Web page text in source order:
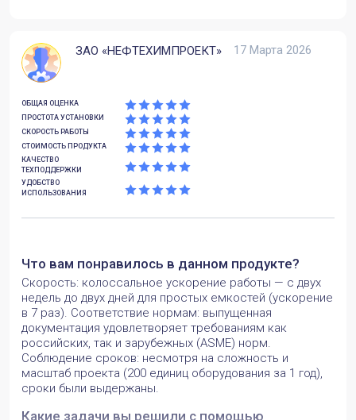
Какие задачи вы решили с помощью
продукта? Какие преимущества заметили?
Проектирование и расчет девяти сосудов под
давлением, изготовленных методом наплавки
(материал N06625) для Карачаганакского
перерабатывающего комплекса (Казахстан).
Обеспечение соответствия проекта одновременно
двум различным нормативным базам: американскому
стандарту ASME VIII Div.1 2017 Edition и российскому
сосудов в соответствии с требованиями заказчика.
ЗАО «НЕФТЕХИМПРОЕКТ» 17 Марта 2026
ОБЩАЯ ОЦЕНКА
ПРОСТОТА УСТАНОВКИ
СКОРОСТЬ РАБОТЫ
СТОИМОСТЬ ПРОДУКТА
КАЧЕСТВО
ТЕХПОДДЕРЖКИ
УДОБСТВО
ИСПОЛЬЗОВАНИЯ
Что вам понравилось в данном продукте?
Скорость: колоссальное ускорение работы — с двух
недель до двух дней для простых емкостей (ускорение
в 7 раз). Соответствие нормам: выпущенная
документация удовлетворяет требованиям как
российских, так и зарубежных (ASME) норм.
Соблюдение сроков: несмотря на сложность и
масштаб проекта (200 единиц оборудования за 1 год),
сроки были выдержаны.
Какие задачи вы решили с помощью